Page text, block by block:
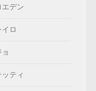
エデン
イロ
ッティ